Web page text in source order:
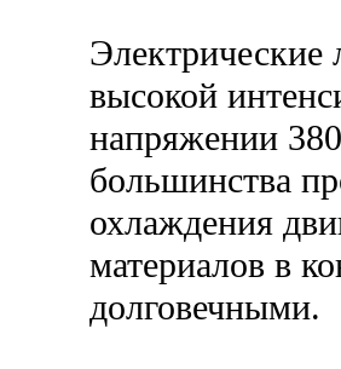
Электрические
высокой
напряжении
большинства
охлаждения
материалов в
долговечными.